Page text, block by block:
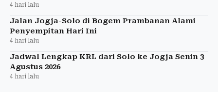
4 hari lalu
Jalan Jogja-Solo di Bogem Prambanan Alami
Penyempitan Hari Ini
4 hari lalu
Jadwal Lengkap KRL dari Solo ke Jogja Senin 3
Agustus 2026
4 hari lalu